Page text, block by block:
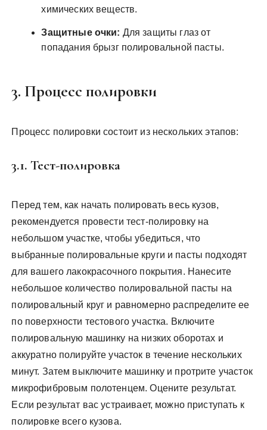
химических веществ.
Защитные очки: Для защиты глаз от
попадания брызг полировальной пасты.
3. Процесс полировки
Процесс полировки состоит из нескольких этапов:
3.1. Тест-полировка
Перед тем, как начать полировать весь кузов,
рекомендуется провести тест-полировку на
небольшом участке, чтобы убедиться, что
выбранные полировальные круги и пасты подходят
для вашего лакокрасочного покрытия. Нанесите
небольшое количество полировальной пасты на
полировальный круг и равномерно распределите ее
по поверхности тестового участка. Включите
полировальную машинку на низких оборотах и
аккуратно полируйте участок в течение нескольких
минут. Затем выключите машинку и протрите участок
микрофибровым полотенцем. Оцените результат.
Если результат вас устраивает, можно приступать к
полировке всего кузова.